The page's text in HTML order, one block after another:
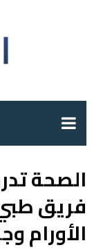
الصحة
فريق
الأورام